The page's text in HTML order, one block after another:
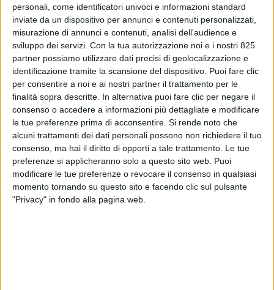
personali, come identificatori univoci e informazioni standard
inviate da un dispositivo per annunci e contenuti personalizzati,
misurazione di annunci e contenuti, analisi dell'audience e
sviluppo dei servizi. Con la tua autorizzazione noi e i nostri 825
partner possiamo utilizzare dati precisi di geolocalizzazione e
identificazione tramite la scansione del dispositivo. Puoi fare clic
per consentire a noi e ai nostri partner il trattamento per le
finalità sopra descritte. In alternativa puoi fare clic per negare il
consenso o accedere a informazioni più dettagliate e modificare
le tue preferenze prima di acconsentire. Si rende noto che
alcuni trattamenti dei dati personali possono non richiedere il tuo
consenso, ma hai il diritto di opporti a tale trattamento. Le tue
preferenze si applicheranno solo a questo sito web. Puoi
modificare le tue preferenze o revocare il consenso in qualsiasi
momento tornando su questo sito e facendo clic sul pulsante
"Privacy" in fondo alla pagina web.
Incidenza del trasporto aereo
sul valore delle merci
altalenante in Italia
ECONOMIA 4 GIUGNO 2020